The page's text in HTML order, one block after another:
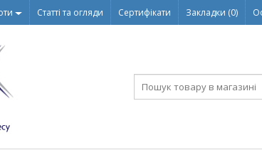
Статті та огляди Сертифікати Закладки (0)